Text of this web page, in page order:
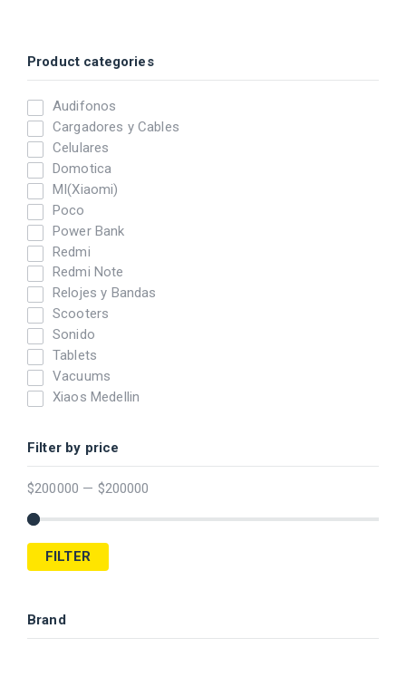
Product categories
Audifonos
Cargadores y Cables
Celulares
Domotica
MI(Xiaomi)
Poco
Power Bank
Redmi
Redmi Note
Relojes y Bandas
Scooters
Sonido
Tablets
Vacuums
Xiaos Medellin
Filter by price
$200000 — $200000
FILTER
Brand